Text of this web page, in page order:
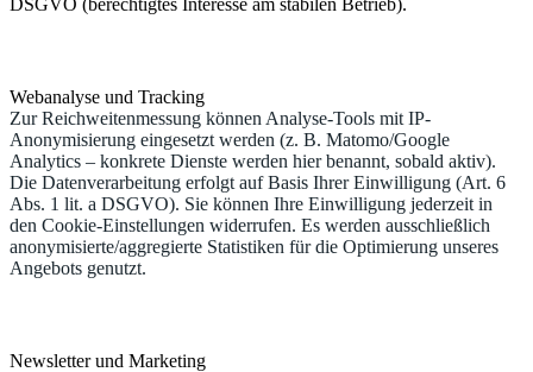
Webanalyse und Tracking
Zur Reichweitenmessung können Analyse-Tools mit IP-
Anonymisierung eingesetzt werden (z. B. Matomo/Google
Analytics – konkrete Dienste werden hier benannt, sobald aktiv).
Die Datenverarbeitung erfolgt auf Basis Ihrer Einwilligung (Art. 6
Abs. 1 lit. a DSGVO). Sie können Ihre Einwilligung jederzeit in
den Cookie-Einstellungen widerrufen. Es werden ausschließlich
anonymisierte/aggregierte Statistiken für die Optimierung unseres
Angebots genutzt.
Newsletter und Marketing